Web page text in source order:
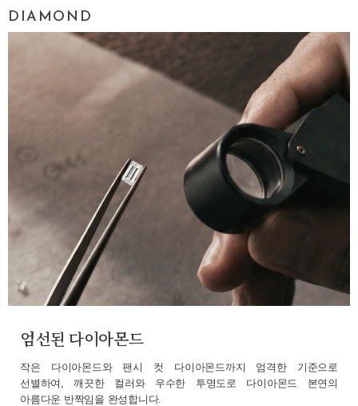
DIAMOND
엄선된 다이아몬드
작은 다이아몬드와 팬시 컷 다이아몬드까지 엄격한 기준으로
선별하여, 깨끗한 컬러와 우수한 투명도로 다이아몬드 본연의
아름다운 반짝임을 완성합니다.